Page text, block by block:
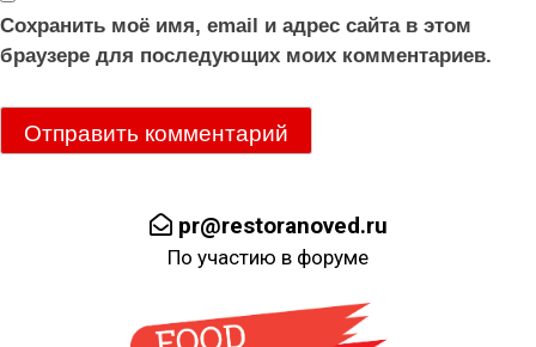
Сохранить моё имя, email и адрес сайта в этом
браузере для последующих моих комментариев.
pr@restoranoved.ru
По участию в форуме